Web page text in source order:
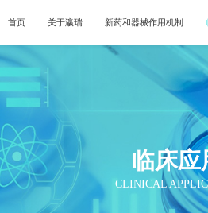
首页 关于瀛瑞 新药和器械作用机制
临床应
CLINICAL